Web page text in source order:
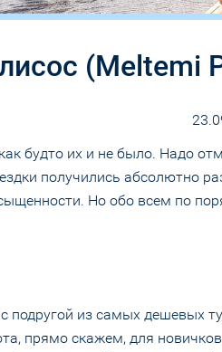
(Meltemi
будто их и не было. Надо
получились абсолютно
Но обо всем по
подругой из самых дешевых
прямо скажем, для